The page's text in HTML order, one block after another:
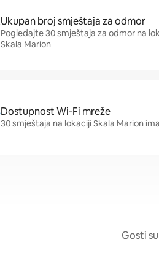
Ukupan broj smještaja za odmor
Pogledajte 30 smještaja za odmor na
Skala Marion
Dostupnost Wi-Fi mreže
30 smještaja na lokaciji Skala Marion
Gosti